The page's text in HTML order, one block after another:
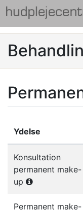
Ydelse
Konsultation
permanent make-
up
Permanent make-